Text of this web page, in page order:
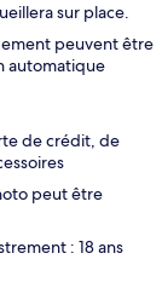
sur place.
peuvent être
automatique
de crédit, de
peut être
: 18 ans